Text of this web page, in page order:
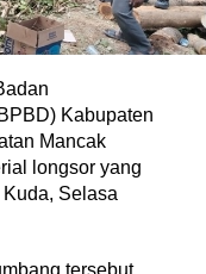
Kabupaten
Mancak
longsor yang
Selasa